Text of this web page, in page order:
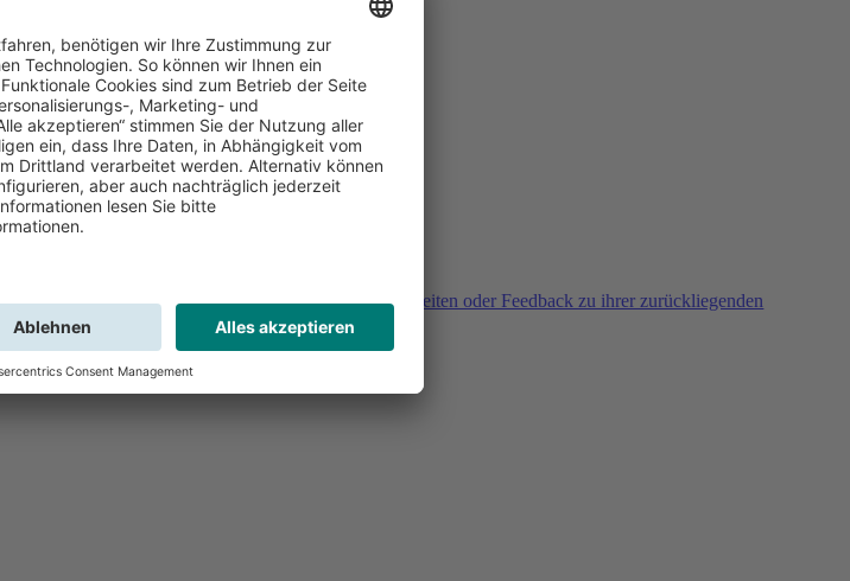
Sie haben Fragen, Unklarheiten oder Feedback zu ihrer zurückliegenden
Buchung?